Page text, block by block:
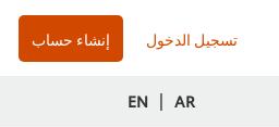
تسجيل الدخول إنشاء حساب
AR
|
EN